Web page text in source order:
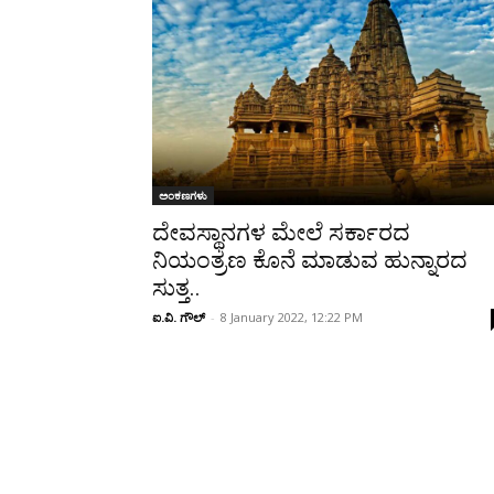
ಅಂಕಣಗಳು
ದೇವಸ್ಥಾನಗಳ ಮೇಲೆ ಸರ್ಕಾರದ
ನಿಯಂತ್ರಣ ಕೊನೆ ಮಾಡುವ ಹುನ್ನಾರದ
ಸುತ್ತ..
ಐ.ವಿ. ಗೌಲ್ - 8 January 2022, 12:22 PM